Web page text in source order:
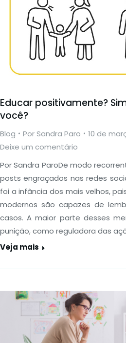
Educar positivamente?
você?
Blog PorSandra Paro
10 de
Deixe um comentário
Por Sandra ParoDe modo
posts engraçados nas redes
foi a infância dos mais velhos,
modernos são capazes de
casos. A maior parte desses
punição, como reguladora das
Veja mais